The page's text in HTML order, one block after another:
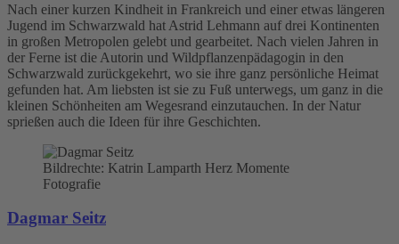
Nach einer kurzen Kindheit in Frankreich und einer etwas längeren
Jugend im Schwarzwald hat Astrid Lehmann auf drei Kontinenten
in großen Metropolen gelebt und gearbeitet. Nach vielen Jahren in
der Ferne ist die Autorin und Wildpflanzenpädagogin in den
Schwarzwald zurückgekehrt, wo sie ihre ganz persönliche Heimat
gefunden hat. Am liebsten ist sie zu Fuß unterwegs, um ganz in die
kleinen Schönheiten am Wegesrand einzutauchen. In der Natur
sprießen auch die Ideen für ihre Geschichten.
Bildrechte: Katrin Lamparth Herz Momente
Fotografie
Dagmar Seitz